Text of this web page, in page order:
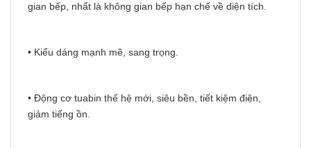
gian bếp, nhất là không gian bếp hạn chế về diện tích.
• Kiểu dáng mạnh mẽ, sang trọng.
• Động cơ tuabin thế hệ mới, siêu bền, tiết kiệm điện,
giảm tiếng ồn.